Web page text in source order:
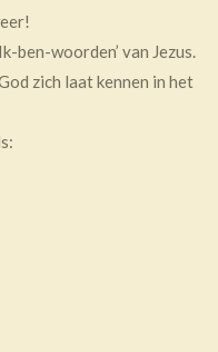
ben-woorden’ van Jezus.
zich laat kennen in het